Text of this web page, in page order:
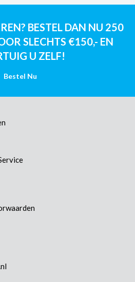
BESTEL DAN NU 250
SLECHTS €150,- EN
U ZELF!
Bestel Nu